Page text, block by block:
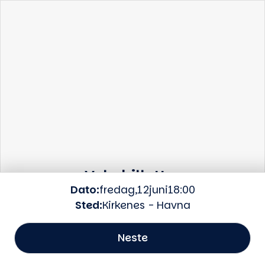
Tilbake
Velg billetter
Billettype: Velg billettype
Dato:fredag,12juni18:00
Sted:Kirkenes - Havna
Neste